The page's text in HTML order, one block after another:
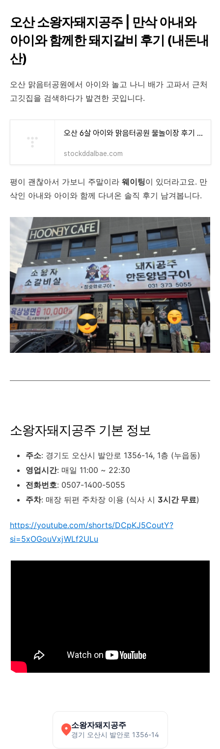
오산 소왕자돼지공주 | 만삭 아내와
아이와 함께한 돼지갈비 후기 (내돈내
산)
오산 맑음터공원에서 아이와 놀고 나니 배가 고파서 근처
고깃집을 검색하다가 발견한 곳입니다.
오산 6살 아이와 맑음터공원 물놀이장 후기 (2026년 조기개장 + 주차·운영시간·준비물)
stockddalbae.com
평이 괜찮아서 가보니 주말이라 웨이팅이 있더라고요. 만
삭인 아내와 아이와 함께 다녀온 솔직 후기 남겨봅니다.
소왕자돼지공주 기본 정보
주소: 경기도 오산시 발안로 1356-14, 1층 (누읍동)
영업시간: 매일 11:00 ~ 22:30
전화번호: 0507-1400-5055
주차: 매장 뒤편 주차장 이용 (식사 시 3시간 무료)
https://youtube.com/shorts/DCpKJ5CoutY?
si=5xOGouVxjWLf2ULu
소왕자돼지공주
경기 오산시 발안로 1356-14